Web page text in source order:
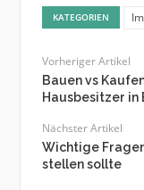
KATEGORIEN
Vorheriger Artikel
Bauen vs
Hausbesitzer in
Nächster Artikel
Wichtige
stellen sollte